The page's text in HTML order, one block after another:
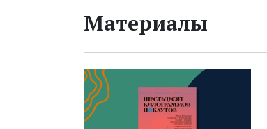
Материалы